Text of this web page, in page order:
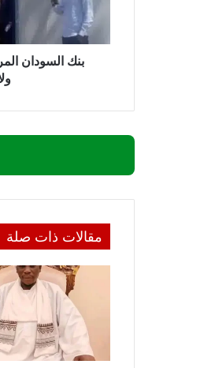
ولاية
الجزيرة
بنك السودان
مقالات ذات صلة